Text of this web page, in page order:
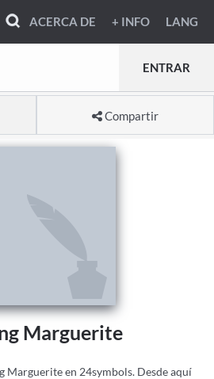
ACERCA DE + INFO LANG
ENTRAR
Compartir
Marguerite
Marguerite en 24symbols. Desde aquí